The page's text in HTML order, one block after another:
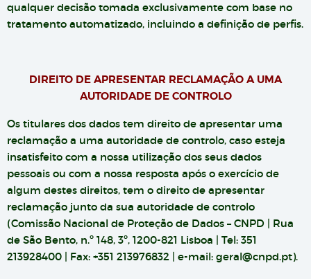
qualquer decisão tomada exclusivamente com base no
tratamento automatizado, incluindo a definição de perfis.
DIREITO DE APRESENTAR RECLAMAÇÃO A UMA
AUTORIDADE DE CONTROLO
Os titulares dos dados tem direito de apresentar uma
reclamação a uma autoridade de controlo, caso esteja
insatisfeito com a nossa utilização dos seus dados
pessoais ou com a nossa resposta após o exercício de
algum destes direitos, tem o direito de apresentar
reclamação junto da sua autoridade de controlo
(Comissão Nacional de Proteção de Dados – CNPD | Rua
de São Bento, n.º 148, 3º, 1200-821 Lisboa | Tel: 351
213928400 | Fax: +351 213976832 | e-mail: geral@cnpd.pt).